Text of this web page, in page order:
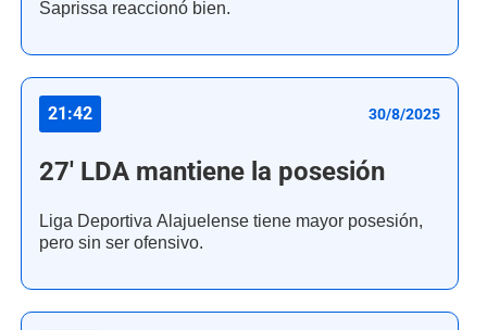
Saprissa reaccionó bien.
21:42 30/8/2025
27' LDA mantiene la posesión
Liga Deportiva Alajuelense tiene mayor posesión,
pero sin ser ofensivo.